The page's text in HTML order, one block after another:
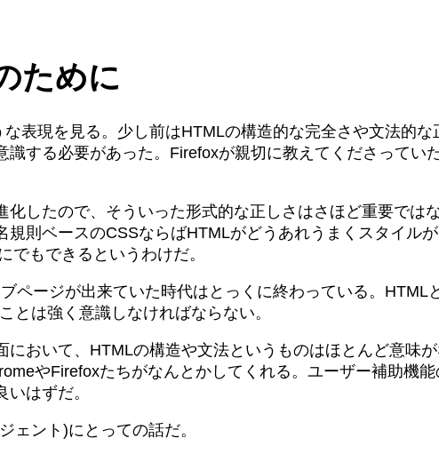
ために
表現を見る。少し前はHTMLの構造的な完全さや文法的
する必要があった。Firefoxが親切に教えてくださってい
したので、そういった形式的な正しさはさほど重要で
規則ベースのCSSならばHTMLがどうあれうまくスタイル
でもできるというわけだ。
ページが出来ていた時代はとっくに終わっている。
とは強く意識しなければならない。
おいて、HTMLの構造や文法というものはほとんど意味
やFirefoxたちがなんとかしてくれる。ユーザー補助機
はずだ。
ェント)にとっての話だ。